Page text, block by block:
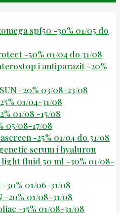
spf50 -30% 01/05 do
-50% 01/04 do 31/08
i antiparazit -20%
-20% 03/08-23/08
01/04-31/08
01/08 -15/08
05/08-17/08
-25% 01/04 do 31/08
serum i hyaluron
fluid 50 ml -30% 01/08-
30% 01/06-31/08
-20% 01/08-31/08
-15% 01/08-31/08